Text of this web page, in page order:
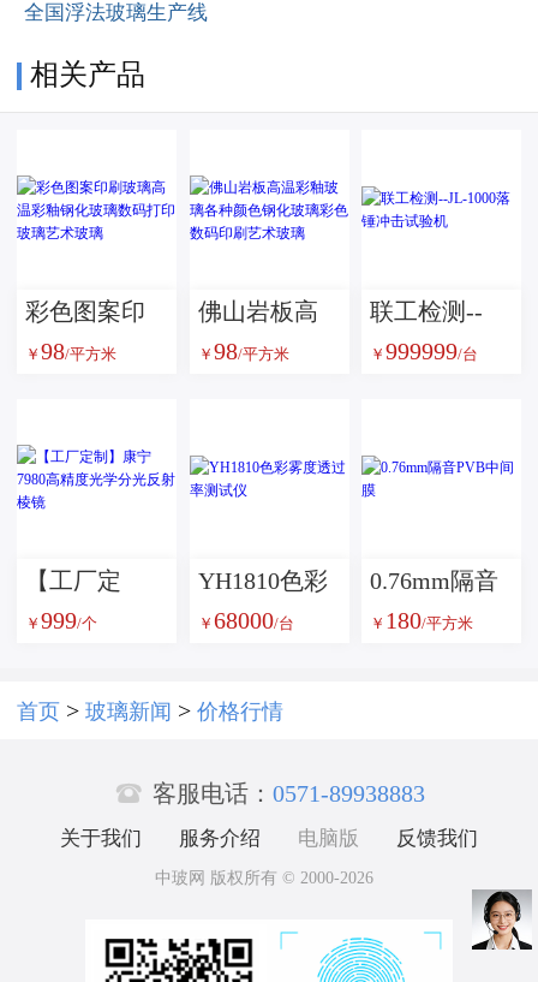
全国浮法玻璃生产线
相关产品
彩色图案印
刷玻璃高温
玻璃艺术玻
￥ 98/平方米
佛山岩板高
温彩釉玻璃
数码印刷艺
￥ 98/平方米
联工检测--
JL-1000落锤
￥ 999999/台
【工厂定
制】康宁
光学分光反
￥ 999/个
YH1810色彩
雾度透过率
￥ 68000/台
0.76mm隔音
PVB中间膜
￥ 180/平方米
首页 > 玻璃新闻 > 价格行情
 客服电话： 0571-89938883
关于我们 服务介绍 电脑版 反馈我们
中玻网 版权所有 © 2000-2026